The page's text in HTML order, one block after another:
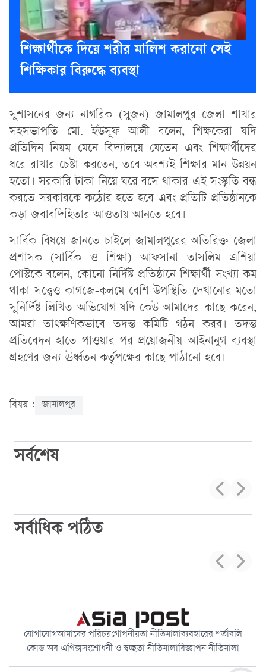
শিক্ষার্থীকে দিয়ে শরীর মালিশ করানো সেই
শিক্ষিকার বিরুদ্ধে ব্যবস্থা
সুশাসনের জন্য নাগরিক (সুজন) জামালপুর জেলা শাখার
সহসভাপতি মো. ইউসূফ আলী বলেন, শিক্ষকেরা যদি
প্রতিদিন নিয়ম মেনে বিদ্যালয়ে যেতেন এবং শিক্ষার্থীদের
ধরে রাখার চেষ্টা করতেন, তবে অবশ্যই শিক্ষার মান উন্নয়ন
হতো। সরকারি টাকা নিয়ে ঘরে বসে থাকার এই সংস্কৃতি বন্ধ
করতে সরকারকে কঠোর হতে হবে এবং প্রতিটি প্রতিষ্ঠানকে
কড়া জবাবদিহিতার আওতায় আনতে হবে।
সার্বিক বিষয়ে জানতে চাইলে জামালপুরের অতিরিক্ত জেলা
প্রশাসক (সার্বিক ও শিক্ষা) আফসানা তাসলিম এশিয়া
পোস্টকে বলেন, কোনো নির্দিষ্ট প্রতিষ্ঠানে শিক্ষার্থী সংখ্যা কম
থাকা সত্ত্বেও কাগজে-কলমে বেশি উপস্থিতি দেখানোর মতো
সুনির্দিষ্ট লিখিত অভিযোগ যদি কেউ আমাদের কাছে করেন,
আমরা তাৎক্ষণিকভাবে তদন্ত কমিটি গঠন করব। তদন্ত
প্রতিবেদন হাতে পাওয়ার পর প্রয়োজনীয় আইনানুগ ব্যবস্থা
গ্রহণের জন্য ঊর্ধ্বতন কর্তৃপক্ষের কাছে পাঠানো হবে।
বিষয় : জামালপুর
সর্বশেষ
সর্বাধিক পঠিত
যোগাযোগআমাদের পরিচয়গোপনীয়তা নীতিমালাব্যবহারের শর্তাবলি
কোড অব এথিক্সসংশোধনী ও স্বচ্ছতা নীতিমালাবিজ্ঞাপন নীতিমালা